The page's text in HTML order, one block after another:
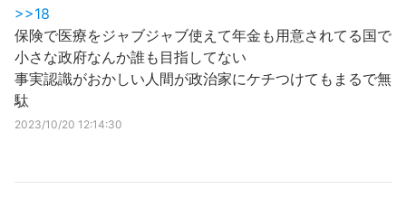
>>18
保険で医療をジャブジャブ使えて年金も用意されてる国で
小さな政府なんか誰も目指してない
事実認識がおかしい人間が政治家にケチつけてもまるで無
駄
2023/10/20 12:14:30